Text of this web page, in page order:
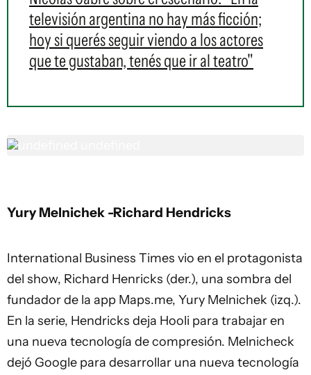
televisión argentina no hay más ficción;
hoy si querés seguir viendo a los actores
que te gustaban, tenés que ir al teatro"
Yury Melnichek -Richard Hendricks
International Business Times vio en el protagonista
del show, Richard Henricks (der.), una sombra del
fundador de la app Maps.me, Yury Melnichek (izq.).
En la serie, Hendricks deja Hooli para trabajar en
una nueva tecnología de compresión. Melnicheck
dejó Google para desarrollar una nueva tecnología